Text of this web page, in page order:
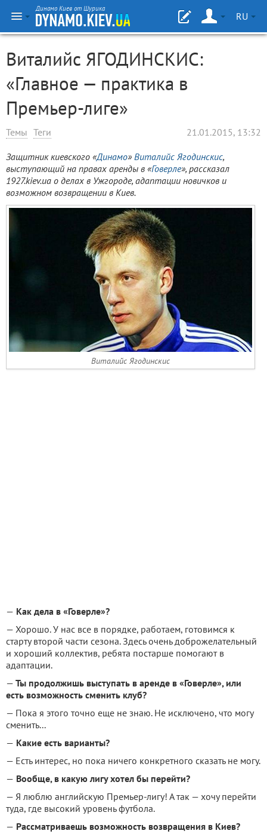
Динамо Киев от Шурика
RU
Виталийс ЯГОДИНСКИС:
«Главное — практика в
Премьер-лиге»
Темы Теги 21.01.2015, 13:32
Защитник киевского «Динамо» Виталийс Ягодинскис,
выступающий на правах аренды в «Говерле», рассказал
1927.kiev.ua о делах в Ужгороде, адаптации новичков и
возможном возвращении в Киев.
Виталийс Ягодинскис
— Как дела в «Говерле»?
— Хорошо. У нас все в порядке, работаем, готовимся к
старту второй части сезона. Здесь очень доброжелательный
и хороший коллектив, ребята постарше помогают в
адаптации.
— Ты продолжишь выступать в аренде в «Говерле», или
есть возможность сменить клуб?
— Пока я этого точно еще не знаю. Не исключено, что могу
сменить...
— Какие есть варианты?
— Есть интерес, но пока ничего конкретного сказать не могу.
— Вообще, в какую лигу хотел бы перейти?
— Я люблю английскую Премьер-лигу! А так — хочу перейти
туда, где высокий уровень футбола.
— Рассматриваешь возможность возвращения в Киев?